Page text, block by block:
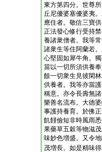
東方第四分。世尊
丘尼優婆塞優婆夷
應住者。敬信三寶
正法發心修行受持
養諸衆僧者。我等
諸衆生等住阿蘭若
心堅固如犀牛角。
當以一切所須供養
餘一切衆生見彼閑
供養者。我等亦當
稱意。亦令長壽無
樂善名流布。大徳
事護持養育。於佛
飢饉儉短非時風雨
果藥草五穀等物滋
味妙色増盛。又令
茂増長。如是精味